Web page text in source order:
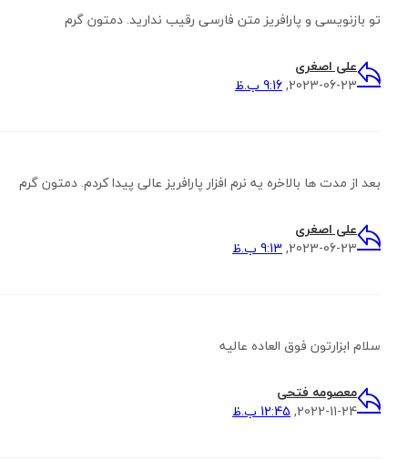
تو بازنویسی و پارافریز متن فارسی رقیب ندارید. دمتون گرم
علی اصغری
2023-06-23, 9:16 ب.ظ
بعد از مدت ها بالاخره یه نرم افزار پارافریز عالی پیدا کردم. دمتون گرم
علی اصغری
2023-06-23, 9:13 ب.ظ
سلام ابزارتون فوق العاده عالیه
معصومه فتحی
2022-11-24, 12:45 ب.ظ